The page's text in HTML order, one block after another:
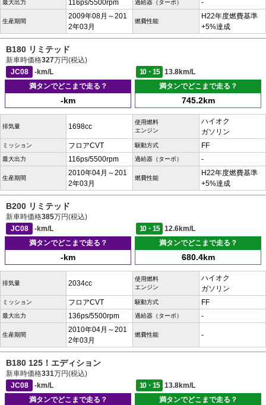
最大出力 116ps/5500rpm 過給器（ターボ） -
生産期間
2009年08月～201
2年03月
燃費性能
H22年度燃費基準
+5%達成
B180 リミテッド
新車時価格327万円(税込)
JC08
-km/L 10・15
13.8km/L
満タンでどこまで走る？
-km
満タンでどこまで走る？
745.2km
排気量 1698cc
使用燃料
エンジン
ハイオク
ガソリン
ミッション フロアCVT 駆動方式 FF
最大出力 116ps/5500rpm 過給器（ターボ） -
生産期間
2010年04月～201
2年03月
燃費性能
H22年度燃費基準
+5%達成
B200 リミテッド
新車時価格385万円(税込)
JC08
-km/L 10・15
12.6km/L
満タンでどこまで走る？
-km
満タンでどこまで走る？
680.4km
排気量 2034cc
使用燃料
エンジン
ハイオク
ガソリン
ミッション フロアCVT 駆動方式 FF
最大出力 136ps/5500rpm 過給器（ターボ） -
生産期間
2010年04月～201
2年03月
燃費性能 -
B180 125！エディション
新車時価格331万円(税込)
JC08
-km/L 10・15
13.8km/L
満タンでどこまで走る？
満タンでどこまで走る？